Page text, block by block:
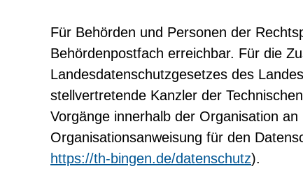
Für Behörden und Personen der
Behördenpostfach erreichbar. Für die
Landesdatenschutzgesetzes des
stellvertretende Kanzler der
Vorgänge innerhalb der Organisation
Organisationsanweisung für den
https://th-bingen.de/datenschutz).